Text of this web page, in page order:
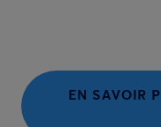
EN SAVOIR